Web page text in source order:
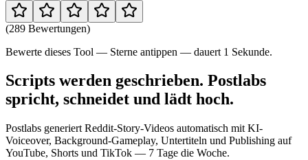
(289 Bewertungen)
Bewerte dieses Tool — Sterne antippen — dauert 1 Sekunde.
Scripts werden geschrieben. Postlabs
spricht, schneidet und lädt hoch.
Postlabs generiert Reddit-Story-Videos automatisch mit KI-
Voiceover, Background-Gameplay, Untertiteln und Publishing auf
YouTube, Shorts und TikTok — 7 Tage die Woche.